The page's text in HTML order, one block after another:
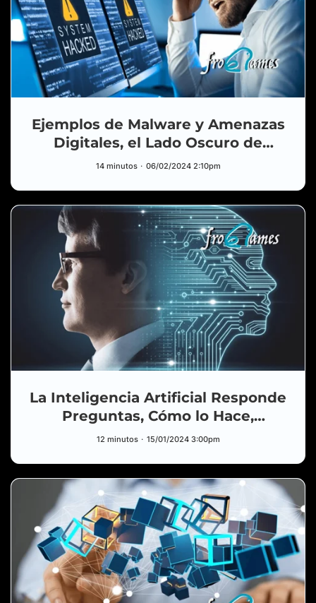
Ejemplos de Malware y Amenazas
Digitales, el Lado Oscuro de
Internet
14 minutos 06/02/2024 2:10pm
La Inteligencia Artificial Responde
Preguntas, Cómo lo Hace,
Limitaciones y Aplicaciones
12 minutos 15/01/2024 3:00pm
HUB